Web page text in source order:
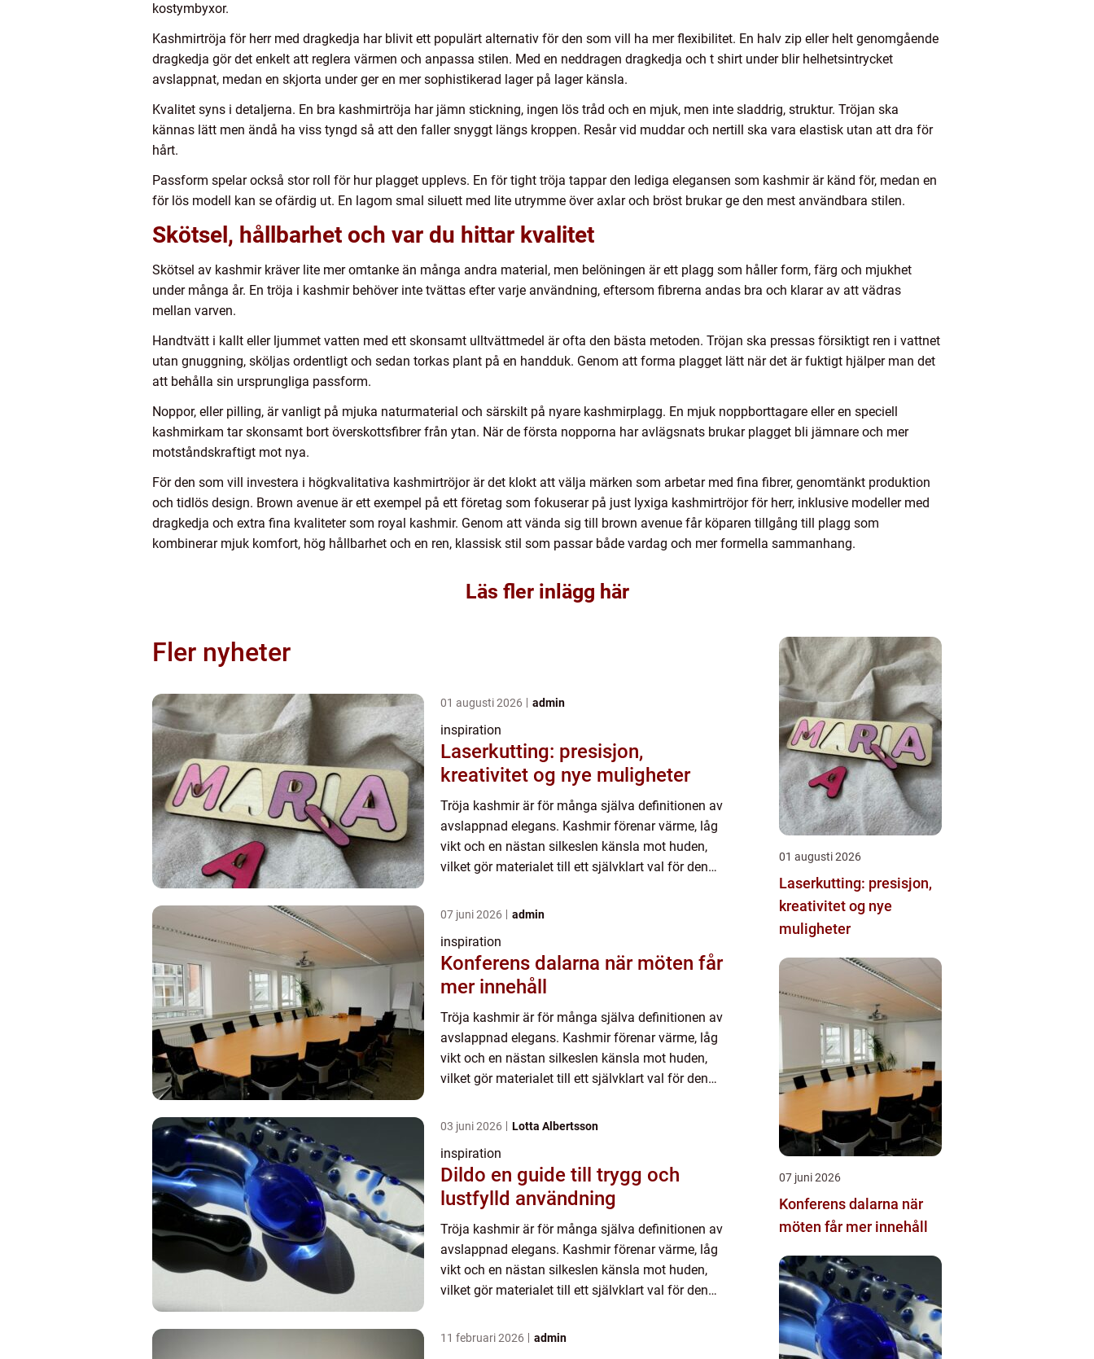
kostymbyxor.
Kashmirtröja för herr med dragkedja har blivit ett populärt alternativ för den som vill ha mer flexibilitet. En halv zip eller helt genomgående
dragkedja gör det enkelt att reglera värmen och anpassa stilen. Med en neddragen dragkedja och t shirt under blir helhetsintrycket
avslappnat, medan en skjorta under ger en mer sophistikerad lager på lager känsla.
Kvalitet syns i detaljerna. En bra kashmirtröja har jämn stickning, ingen lös tråd och en mjuk, men inte sladdrig, struktur. Tröjan ska
kännas lätt men ändå ha viss tyngd så att den faller snyggt längs kroppen. Resår vid muddar och nertill ska vara elastisk utan att dra för
hårt.
Passform spelar också stor roll för hur plagget upplevs. En för tight tröja tappar den lediga elegansen som kashmir är känd för, medan en
för lös modell kan se ofärdig ut. En lagom smal siluett med lite utrymme över axlar och bröst brukar ge den mest användbara stilen.
Skötsel, hållbarhet och var du hittar kvalitet
Skötsel av kashmir kräver lite mer omtanke än många andra material, men belöningen är ett plagg som håller form, färg och mjukhet
under många år. En tröja i kashmir behöver inte tvättas efter varje användning, eftersom fibrerna andas bra och klarar av att vädras
mellan varven.
Handtvätt i kallt eller ljummet vatten med ett skonsamt ulltvättmedel är ofta den bästa metoden. Tröjan ska pressas försiktigt ren i vattnet
utan gnuggning, sköljas ordentligt och sedan torkas plant på en handduk. Genom att forma plagget lätt när det är fuktigt hjälper man det
att behålla sin ursprungliga passform.
Noppor, eller pilling, är vanligt på mjuka naturmaterial och särskilt på nyare kashmirplagg. En mjuk noppborttagare eller en speciell
kashmirkam tar skonsamt bort överskottsfibrer från ytan. När de första nopporna har avlägsnats brukar plagget bli jämnare och mer
motståndskraftigt mot nya.
För den som vill investera i högkvalitativa kashmirtröjor är det klokt att välja märken som arbetar med fina fibrer, genomtänkt produktion
och tidlös design. Brown avenue är ett exempel på ett företag som fokuserar på just lyxiga kashmirtröjor för herr, inklusive modeller med
dragkedja och extra fina kvaliteter som royal kashmir. Genom att vända sig till brown avenue får köparen tillgång till plagg som
kombinerar mjuk komfort, hög hållbarhet och en ren, klassisk stil som passar både vardag och mer formella sammanhang.
Läs fler inlägg här
Fler nyheter
01 augusti 2026 admin
inspiration
Laserkutting: presisjon,
kreativitet og nye muligheter
Tröja kashmir är för många själva definitionen av
avslappnad elegans. Kashmir förenar värme, låg
vikt och en nästan silkeslen känsla mot huden,
vilket gör materialet till ett självklart val för den
komf...
07 juni 2026 admin
inspiration
Konferens dalarna när möten får
mer innehåll
Tröja kashmir är för många själva definitionen av
avslappnad elegans. Kashmir förenar värme, låg
vikt och en nästan silkeslen känsla mot huden,
vilket gör materialet till ett självklart val för den
komf...
03 juni 2026 Lotta Albertsson
inspiration
Dildo en guide till trygg och
lustfylld användning
Tröja kashmir är för många själva definitionen av
avslappnad elegans. Kashmir förenar värme, låg
vikt och en nästan silkeslen känsla mot huden,
vilket gör materialet till ett självklart val för den
komf...
11 februari 2026 admin
01 augusti 2026
Laserkutting: presisjon,
kreativitet og nye
muligheter
07 juni 2026
Konferens dalarna när
möten får mer innehåll